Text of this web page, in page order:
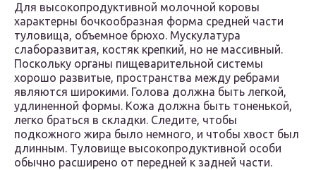
Для высокопродуктивной молочной коровы
характерны бочкообразная форма средней части
туловища, объемное брюхо. Мускулатура
слаборазвитая, костяк крепкий, но не массивный.
Поскольку органы пищеварительной системы
хорошо развитые, пространства между ребрами
являются широкими. Голова должна быть легкой,
удлиненной формы. Кожа должна быть тоненькой,
легко браться в складки. Следите, чтобы
подкожного жира было немного, и чтобы хвост был
длинным. Туловище высокопродуктивной особи
обычно расширено от передней к задней части.